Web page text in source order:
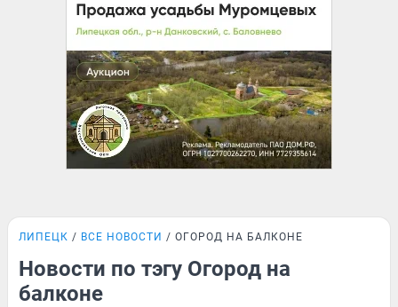
ЛИПЕЦК ВСЕ НОВОСТИ ОГОРОД НА БАЛКОНЕ
Новости по тэгу Огород на
балконе